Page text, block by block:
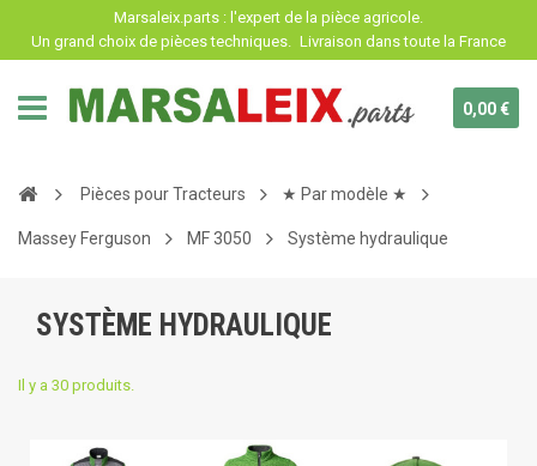
Marsaleix.parts : l'expert de la pièce agricole.
Un grand choix de pièces techniques. Livraison dans toute la France
0,00 €
Pièces pour Tracteurs ★ Par modèle ★
Massey Ferguson MF 3050 Système hydraulique
SYSTÈME HYDRAULIQUE
Il y a 30 produits.
Panneau de gestion des cookies